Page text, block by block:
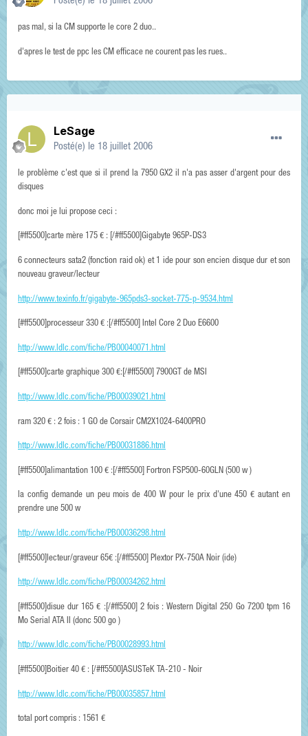
pas mal, si la CM supporte le core 2 duo..
d'apres le test de ppc les CM efficace ne courent pas les rues..
LeSage
Posté(e) le 18 juillet 2006
le problème c'est que si il prend la 7950 GX2 il n'a pas asser d'argent pour des
disques
donc moi je lui propose ceci :
[#ff5500]carte mère 175 € : [/#ff5500]Gigabyte 965P-DS3
6 connecteurs sata2 (fonction raid ok) et 1 ide pour son encien disque dur et son
nouveau graveur/lecteur
http://www.texinfo.fr/gigabyte-965pds3-socket-775-p-9534.html
[#ff5500]processeur 330 € :[/#ff5500] Intel Core 2 Duo E6600
http://www.ldlc.com/fiche/PB00040071.html
[#ff5500]carte graphique 300 €:[/#ff5500] 7900GT de MSI
http://www.ldlc.com/fiche/PB00039021.html
ram 320 € : 2 fois : 1 GO de Corsair CM2X1024-6400PRO
http://www.ldlc.com/fiche/PB00031886.html
[#ff5500]alimantation 100 € :[/#ff5500] Fortron FSP500-60GLN (500 w )
la config demande un peu mois de 400 W pour le prix d'une 450 € autant en
prendre une 500 w
http://www.ldlc.com/fiche/PB00036298.html
[#ff5500]lecteur/graveur 65€ :[/#ff5500] Plextor PX-750A Noir (ide)
http://www.ldlc.com/fiche/PB00034262.html
[#ff5500]disue dur 165 € :[/#ff5500] 2 fois : Western Digital 250 Go 7200 tpm 16
Mo Serial ATA II (donc 500 go )
http://www.ldlc.com/fiche/PB00028993.html
[#ff5500]Boitier 40 € : [/#ff5500]ASUSTeK TA-210 - Noir
http://www.ldlc.com/fiche/PB00035857.html
total port compris : 1561 €